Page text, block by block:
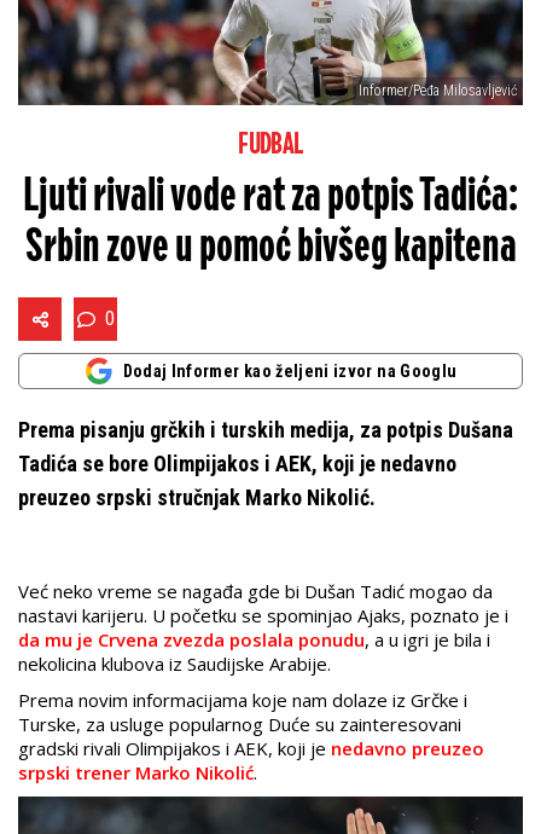
Informer/Peđa Milosavljević
FUDBAL
Ljuti rivali vode rat za potpis Tadića:
Srbin zove u pomoć bivšeg kapitena
0
Dodaj Informer kao željeni izvor na Googlu
Prema pisanju grčkih i turskih medija, za potpis Dušana
Tadića se bore Olimpijakos i AEK, koji je nedavno
preuzeo srpski stručnjak Marko Nikolić.
Već neko vreme se nagađa gde bi Dušan Tadić mogao da
nastavi karijeru. U početku se spominjao Ajaks, poznato je i
da mu je Crvena zvezda poslala ponudu, a u igri je bila i
nekolicina klubova iz Saudijske Arabije.
Prema novim informacijama koje nam dolaze iz Grčke i
Turske, za usluge popularnog Duće su zainteresovani
gradski rivali Olimpijakos i AEK, koji je nedavno preuzeo
srpski trener Marko Nikolić.